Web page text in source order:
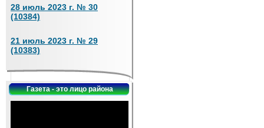
28 июль 2023 г. № 30
(10384)
21 июль 2023 г. № 29
(10383)
Газета - это лицо района